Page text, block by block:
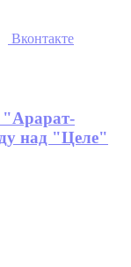
Вконтакте
"Арарат-
над "Целе"